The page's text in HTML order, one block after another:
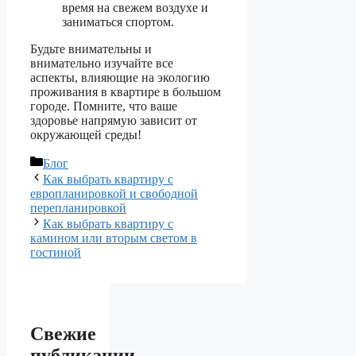
время на свежем воздухе и
заниматься спортом.
Будьте внимательны и
внимательно изучайте все
аспекты, влияющие на экологию
проживания в квартире в большом
городе. Помните, что ваше
здоровье напрямую зависит от
окружающей среды!
Рубрики
Блог
Как выбрать квартиру с
европланировкой и свободной
перепланировкой
Как выбрать квартиру с
камином или вторым светом в
гостиной
Свежие